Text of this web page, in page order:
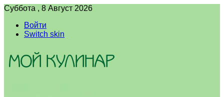
Суббота , 8 Август 2026
Войти
Switch skin